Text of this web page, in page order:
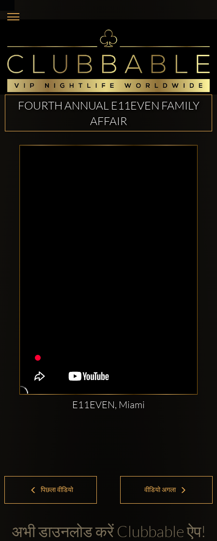
FOURTH ANNUAL E11EVEN FAMILY
AFFAIR
E11EVEN, Miami
पिछला वीडियो वीडियो अगला
अभी डाउनलोड करें Clubbable ऐप!